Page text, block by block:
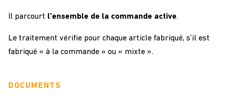
Il parcourt l’ensemble de la commande active.
Le traitement vérifie pour chaque article fabriqué, s’il est
fabriqué « à la commande » ou « mixte ».
DOCUMENTS